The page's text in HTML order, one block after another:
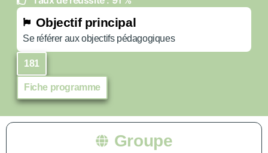
Objectif principal
Se référer aux objectifs pédagogiques
181
Fiche programme
Groupe